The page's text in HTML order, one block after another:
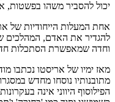
יכול להסביר משהו בפשטות,
אחת המעלות הייחודיות של
להגדיר את האדם, המהלכים
וחדה שמאפשרת הסתכלות
מאז ימיו של אריסטו נכתבו
מתובנותיו נוסחו מחדש
הפילוסוף היווני אינה